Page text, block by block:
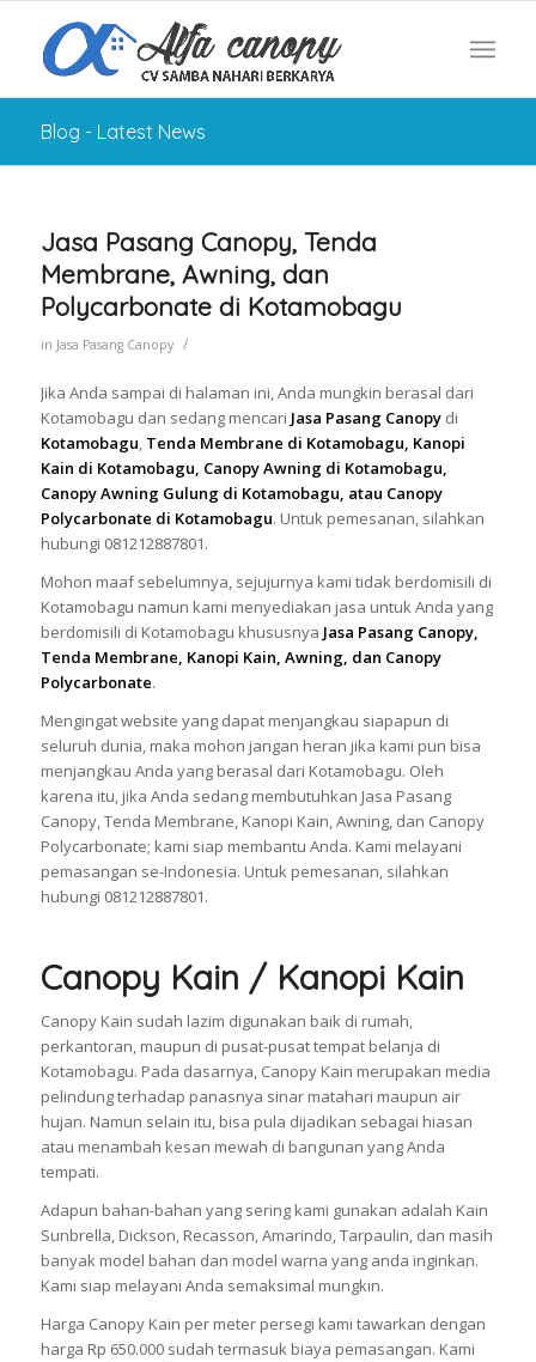
Blog - Latest News
Jasa Pasang Canopy, Tenda
Membrane, Awning, dan
Polycarbonate di Kotamobagu
in Jasa Pasang Canopy /
Jika Anda sampai di halaman ini, Anda mungkin berasal dari
Kotamobagu dan sedang mencari Jasa Pasang Canopy di
Kotamobagu, Tenda Membrane di Kotamobagu, Kanopi
Kain di Kotamobagu, Canopy Awning di Kotamobagu,
Canopy Awning Gulung di Kotamobagu, atau Canopy
Polycarbonate di Kotamobagu. Untuk pemesanan, silahkan
hubungi 081212887801.
Mohon maaf sebelumnya, sejujurnya kami tidak berdomisili di
Kotamobagu namun kami menyediakan jasa untuk Anda yang
berdomisili di Kotamobagu khususnya Jasa Pasang Canopy,
Tenda Membrane, Kanopi Kain, Awning, dan Canopy
Polycarbonate.
Mengingat website yang dapat menjangkau siapapun di
seluruh dunia, maka mohon jangan heran jika kami pun bisa
menjangkau Anda yang berasal dari Kotamobagu. Oleh
karena itu, jika Anda sedang membutuhkan Jasa Pasang
Canopy, Tenda Membrane, Kanopi Kain, Awning, dan Canopy
Polycarbonate; kami siap membantu Anda. Kami melayani
pemasangan se-Indonesia. Untuk pemesanan, silahkan
hubungi 081212887801.
Canopy Kain / Kanopi Kain
Canopy Kain sudah lazim digunakan baik di rumah,
perkantoran, maupun di pusat-pusat tempat belanja di
Kotamobagu. Pada dasarnya, Canopy Kain merupakan media
pelindung terhadap panasnya sinar matahari maupun air
hujan. Namun selain itu, bisa pula dijadikan sebagai hiasan
atau menambah kesan mewah di bangunan yang Anda
tempati.
Adapun bahan-bahan yang sering kami gunakan adalah Kain
Sunbrella, Dickson, Recasson, Amarindo, Tarpaulin, dan masih
banyak model bahan dan model warna yang anda inginkan.
Kami siap melayani Anda semaksimal mungkin.
Harga Canopy Kain per meter persegi kami tawarkan dengan
harga Rp 650.000 sudah termasuk biaya pemasangan. Kami